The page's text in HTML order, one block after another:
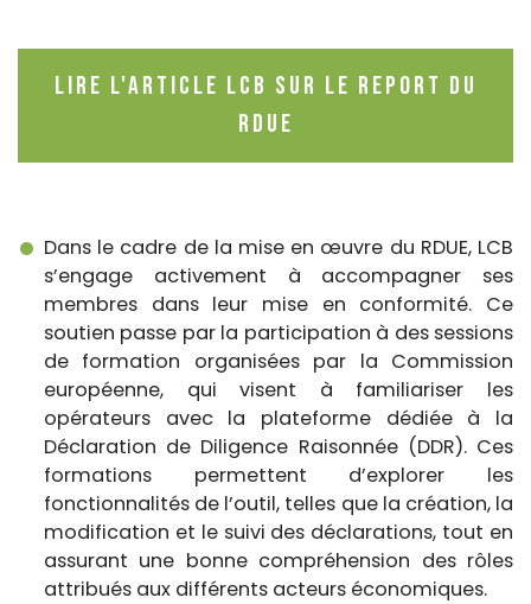
Lire l'article LCB sur le report du
RDUE
Dans le cadre de la mise en œuvre du RDUE, LCB
s’engage activement à accompagner ses
membres dans leur mise en conformité. Ce
soutien passe par la participation à des sessions
de formation organisées par la Commission
européenne, qui visent à familiariser les
opérateurs avec la plateforme dédiée à la
Déclaration de Diligence Raisonnée (DDR). Ces
formations permettent d’explorer les
fonctionnalités de l’outil, telles que la création, la
modification et le suivi des déclarations, tout en
assurant une bonne compréhension des rôles
attribués aux différents acteurs économiques.